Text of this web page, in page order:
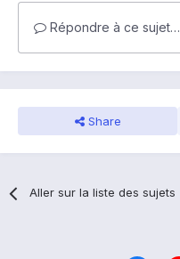
Répondre à ce sujet…
Share
Aller sur la liste des sujets